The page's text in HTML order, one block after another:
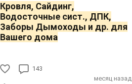
Кровля, Сайдинг,
Водосточные сист., ДПК,
Заборы Дымоходы и др. для
Вашего дома
143
месяц назад